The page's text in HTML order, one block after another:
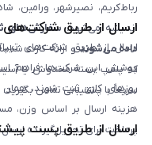
رباط‌کریم، نصیرشهر، ورامین،
اندیشه می‌شود. سفارش‌های
داده می‌شوندو ارائه کارت
که پلمپ بسته مخدوش یا آسیب
سریعاً با پشتیبانی تماس بگیرید.
ارسال از طریق
ارسال از طریق شرکت‌های
روزهای کاری ثبت شوند،
هزینه ارسال بر اساس وزن،
پرداخت برای تحویل‌گیرنده
ارسال از طریق پست